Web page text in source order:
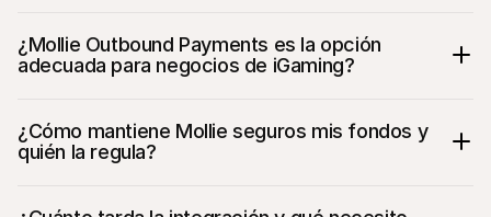
¿Mollie Outbound Payments es la opción
adecuada para negocios de iGaming?
¿Cómo mantiene Mollie seguros mis fondos y
quién la regula?